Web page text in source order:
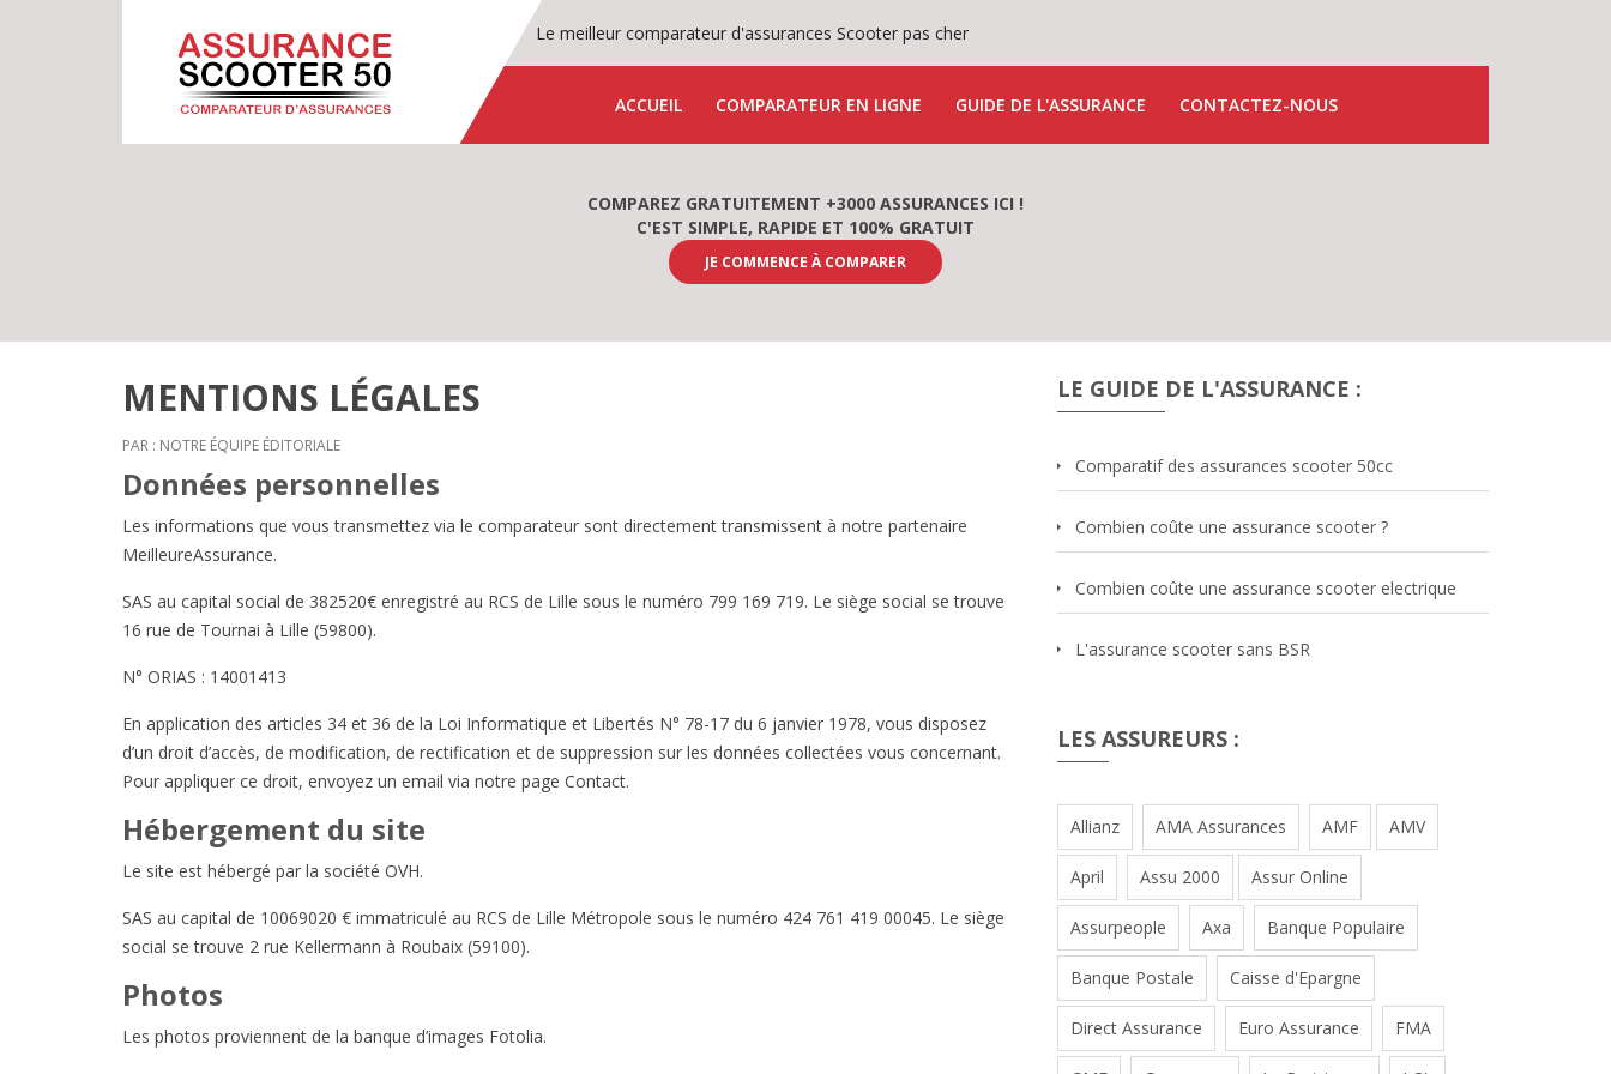
Le meilleur comparateur d'assurances Scooter pas cher
ACCUEIL COMPARATEUR EN LIGNE GUIDE DE L'ASSURANCE CONTACTEZ-NOUS
COMPAREZ GRATUITEMENT +3000 ASSURANCES ICI !
C'EST SIMPLE, RAPIDE ET 100% GRATUIT
JE COMMENCE À COMPARER
MENTIONS LÉGALES
PAR : NOTRE ÉQUIPE ÉDITORIALE
Données personnelles
Les informations que vous transmettez via le comparateur sont directement transmissent à notre partenaire
MeilleureAssurance.
SAS au capital social de 382520€ enregistré au RCS de Lille sous le numéro 799 169 719. Le siège social se trouve
16 rue de Tournai à Lille (59800).
N° ORIAS : 14001413
En application des articles 34 et 36 de la Loi Informatique et Libertés N° 78-17 du 6 janvier 1978, vous disposez
d’un droit d’accès, de modification, de rectification et de suppression sur les données collectées vous concernant.
Pour appliquer ce droit, envoyez un email via notre page Contact.
Hébergement du site
Le site est hébergé par la société OVH.
SAS au capital de 10069020 € immatriculé au RCS de Lille Métropole sous le numéro 424 761 419 00045. Le siège
social se trouve 2 rue Kellermann à Roubaix (59100).
Photos
Les photos proviennent de la banque d’images Fotolia.
LE GUIDE DE L'ASSURANCE :
Comparatif des assurances scooter 50cc
Combien coûte une assurance scooter ?
Combien coûte une assurance scooter electrique
L'assurance scooter sans BSR
LES ASSUREURS :
Allianz AMA Assurances AMF AMV
April Assu 2000 Assur Online
Assurpeople Axa Banque Populaire
Banque Postale Caisse d'Epargne
Direct Assurance Euro Assurance FMA